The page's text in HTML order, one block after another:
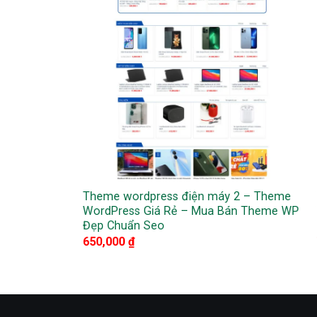
Theme wordpress điện máy 2 – Theme
WordPress Giá Rẻ – Mua Bán Theme WP
Đẹp Chuẩn Seo
650,000 ₫